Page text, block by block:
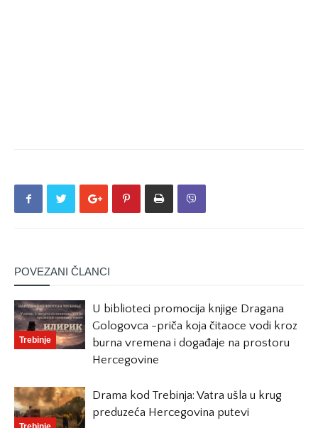
POVEZANI ČLANCI
Trebinje
U biblioteci promocija knjige Dragana
Gologovca -priča koja čitaoce vodi kroz
burna vremena i događaje na prostoru
Hercegovine
Drama kod Trebinja: Vatra ušla u krug
preduzeća Hercegovina putevi